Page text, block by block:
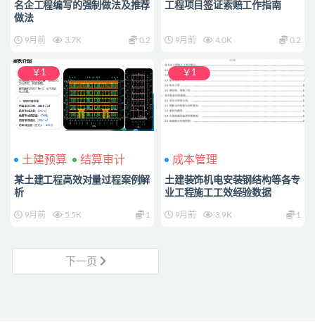
名企工程编写的强制做法及推荐
做法
9月前 3.7K 0.2
工程项目签证索赔工作指南
9月前 4.0K 0.2
￥1
土建预算 结算审计
某土建工程高效对量过程案例解
析
9月前 5.5K 1
￥1
成本管理
土建装饰机电安装钢结构等各专
业工程施工工效经验数据
9月前 3.9K 1
下一页